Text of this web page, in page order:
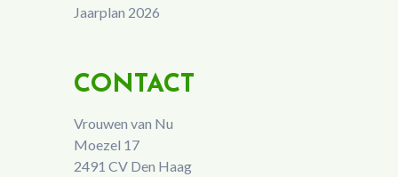
Jaarplan 2026
CONTACT
Vrouwen van Nu
Moezel 17
2491 CV Den Haag